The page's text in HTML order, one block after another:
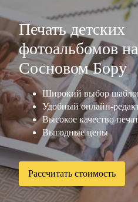
Печать детских
фотоальбомов
Сосновом Бору
Широкий выбор
Удобный онлайн-
Высокое качество
Выгодные цены
Рассчитать стоимость